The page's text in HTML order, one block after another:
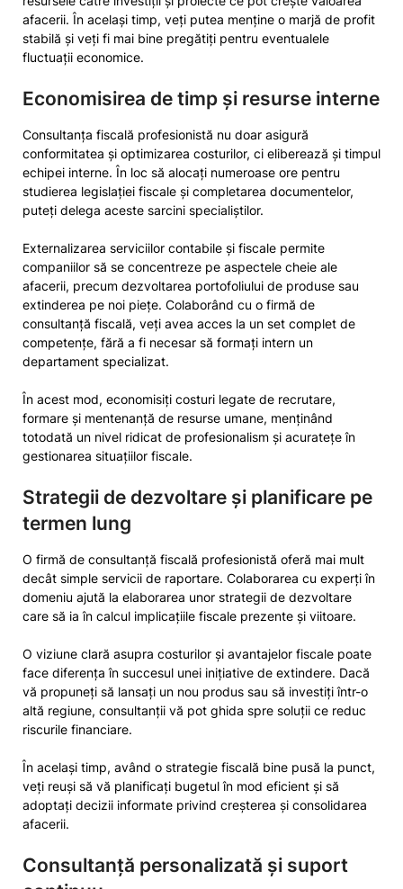
afacerii. În același timp, veți putea menține o marjă de profit
stabilă și veți fi mai bine pregătiți pentru eventualele
fluctuații economice.
Economisirea de timp și resurse interne
Consultanța fiscală profesionistă nu doar asigură
conformitatea și optimizarea costurilor, ci eliberează și timpul
echipei interne. În loc să alocați numeroase ore pentru
studierea legislației fiscale și completarea documentelor,
puteți delega aceste sarcini specialiștilor.
Externalizarea serviciilor contabile și fiscale permite
companiilor să se concentreze pe aspectele cheie ale
afacerii, precum dezvoltarea portofoliului de produse sau
extinderea pe noi piețe. Colaborând cu o firmă de
consultanță fiscală, veți avea acces la un set complet de
competențe, fără a fi necesar să formați intern un
departament specializat.
În acest mod, economisiți costuri legate de recrutare,
formare și mentenanță de resurse umane, menținând
totodată un nivel ridicat de profesionalism și acuratețe în
gestionarea situațiilor fiscale.
Strategii de dezvoltare și planificare pe
termen lung
O firmă de consultanță fiscală profesionistă oferă mai mult
decât simple servicii de raportare. Colaborarea cu experți în
domeniu ajută la elaborarea unor strategii de dezvoltare
care să ia în calcul implicațiile fiscale prezente și viitoare.
O viziune clară asupra costurilor și avantajelor fiscale poate
face diferența în succesul unei inițiative de extindere. Dacă
vă propuneți să lansați un nou produs sau să investiți într-o
altă regiune, consultanții vă pot ghida spre soluții ce reduc
riscurile financiare.
În același timp, având o strategie fiscală bine pusă la punct,
veți reuși să vă planificați bugetul în mod eficient și să
adoptați decizii informate privind creșterea și consolidarea
afacerii.
Consultanță personalizată și suport